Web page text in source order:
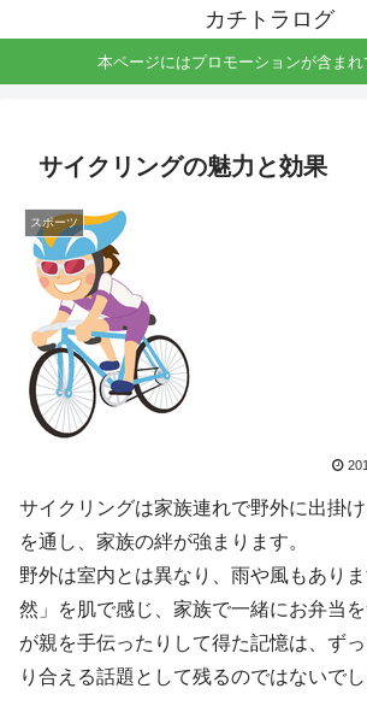
カチトラログ
本ページにはプロモーションが含まれ
サイクリングの魅力と効果
スポーツ
サイクリングは家族連れで野外に出掛
を通し、家族の絆が強まります。
野外は室内とは異なり、雨や風もあり
然」を肌で感じ、家族で一緒にお弁当
が親を手伝ったりして得た記憶は、ず
り合える話題として残るのではないでし